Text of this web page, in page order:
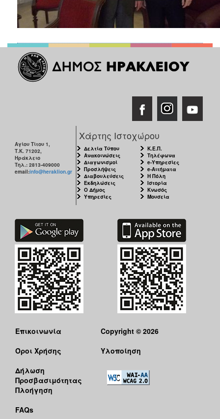
Αγίου Τίτου 1,
Τ.Κ. 71202,
Ηράκλειο
Τηλ.: 2813-409000
email:info@heraklion.gr
Χάρτης Ιστοχώρου
Δελτία Τύπου
Ανακοινώσεις
Διαγωνισμοί
Προσλήψεις
Διαβουλεύσεις
Εκδηλώσεις
Ο Δήμος
Υπηρεσίες
Κ.Ε.Π.
Τηλέφωνα
e-Υπηρεσίες
e-Αιτήματα
Η Πόλη
Ιστορία
Κνωσός
Μουσεία
Επικοινωνία
Όροι Χρήσης
Δήλωση
Προσβασιμότητας
Πλοήγηση
FAQs
Copyright © 2026
Υλοποίηση